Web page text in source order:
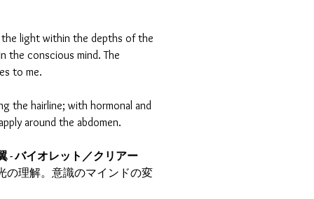
light within the depths of the
the conscious mind. The
to me.
the hairline; with hormonal and
around the abdomen.
- バイオレット／クリアー
の理解。意識のマインドの変